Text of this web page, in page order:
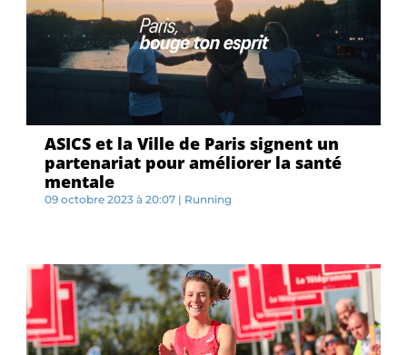
ASICS et la Ville de Paris signent un
partenariat pour améliorer la santé
mentale
09 octobre 2023 à 20:07 | Running